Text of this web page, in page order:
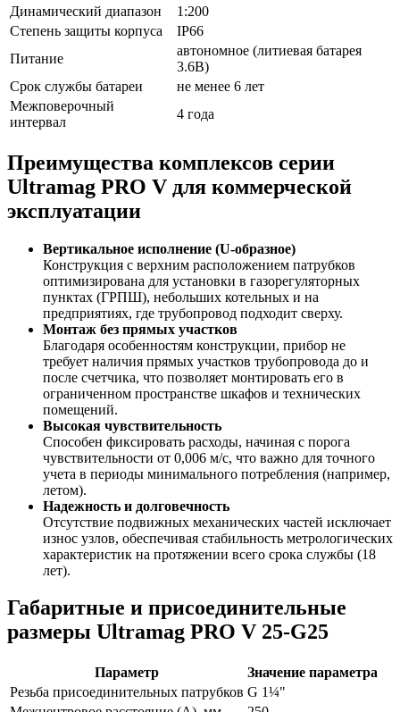
Динамический диапазон
1:200
Степень защиты корпуса
IP66
Питание
автономное (литиевая батарея
3.6В)
Срок службы батареи
не менее 6 лет
Межповерочный
интервал
4 года
Преимущества комплексов серии
Ultramag PRO V для коммерческой
эксплуатации
Вертикальное исполнение (U-образное)
Конструкция с верхним расположением патрубков
оптимизирована для установки в газорегуляторных
пунктах (ГРПШ), небольших котельных и на
предприятиях, где трубопровод подходит сверху.
Монтаж без прямых участков
Благодаря особенностям конструкции, прибор не
требует наличия прямых участков трубопровода до и
после счетчика, что позволяет монтировать его в
ограниченном пространстве шкафов и технических
помещений.
Высокая чувствительность
Способен фиксировать расходы, начиная с порога
чувствительности от 0,006 м/с, что важно для точного
учета в периоды минимального потребления (например,
летом).
Надежность и долговечность
Отсутствие подвижных механических частей исключает
износ узлов, обеспечивая стабильность метрологических
характеристик на протяжении всего срока службы (18
лет).
Габаритные и присоединительные
размеры Ultramag PRO V 25-G25
Параметр
Значение параметра
Резьба присоединительных патрубков G 1¼"